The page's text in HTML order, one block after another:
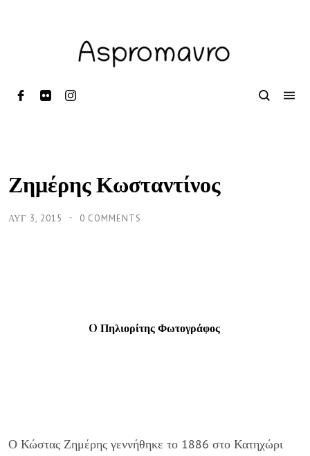
Ζημέρης Κωσταντίνος
ΑΥΓ 3, 2015 0 COMMENTS
O Πηλιορίτης Φωτογράφος
Ο Κώστας Ζημέρης γεννήθηκε το 1886 στο Κατηχώρι